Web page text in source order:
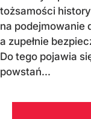
tożsamości
na podejmowanie
a zupełnie
Do tego pojawia
powstań...